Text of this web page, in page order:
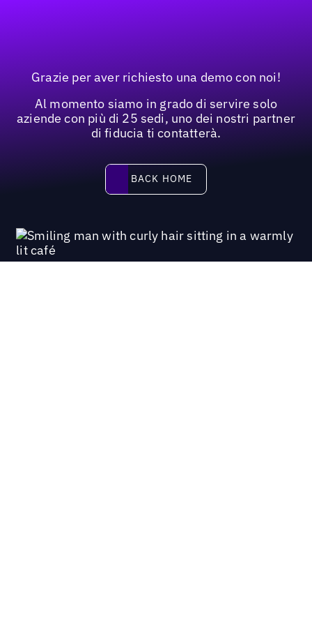
Grazie per aver richiesto una demo con noi!
Al momento siamo in grado di servire solo
aziende con più di 25 sedi, uno dei nostri partner
di fiducia ti contatterà.
Back home
BACK HOME